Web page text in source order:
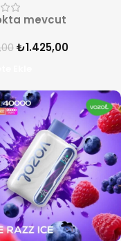
mevcut
₺1.425,00